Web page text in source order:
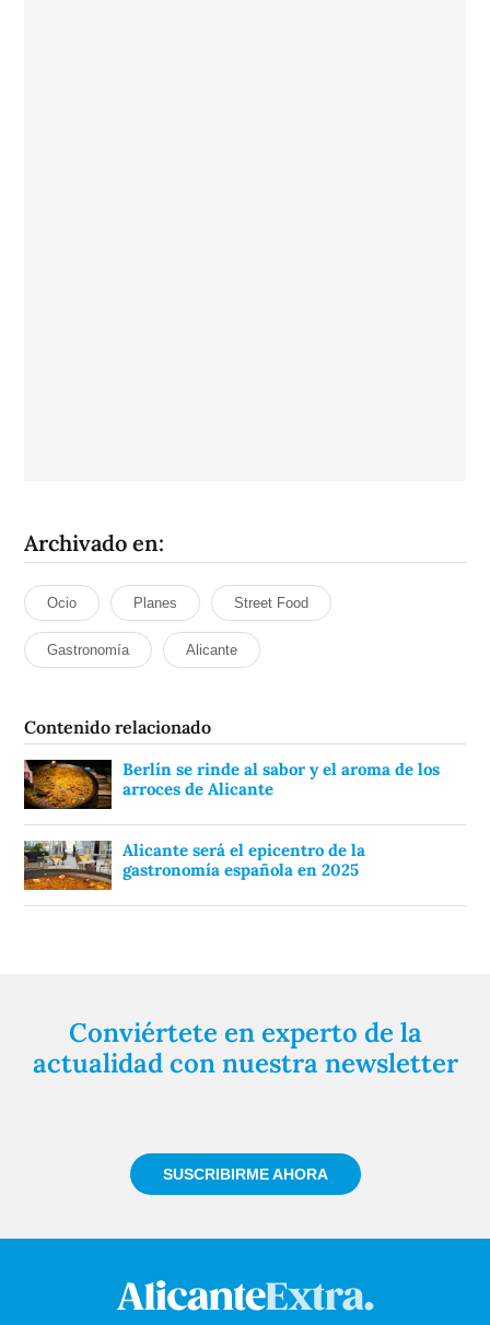
Archivado en:
Ocio Planes Street Food
Gastronomía Alicante
Contenido relacionado
Berlín se rinde al sabor y el aroma de los
arroces de Alicante
Alicante será el epicentro de la
gastronomía española en 2025
Conviértete en experto de la
actualidad con nuestra newsletter
SUSCRIBIRME AHORA